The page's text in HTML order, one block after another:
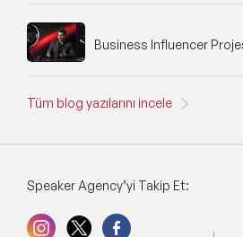
Business Influencer
Tüm blog yazılarını incele
Speaker Agency’yi Takip Et: